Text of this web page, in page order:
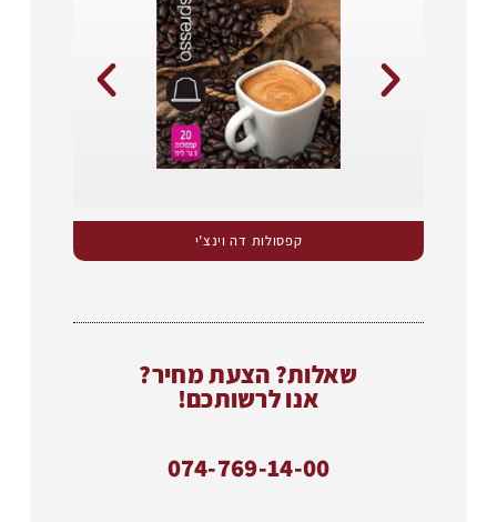
קפסולות דה וינצ’י
שאלות? הצעת מחיר?
אנו לרשותכם!
074-769-14-00